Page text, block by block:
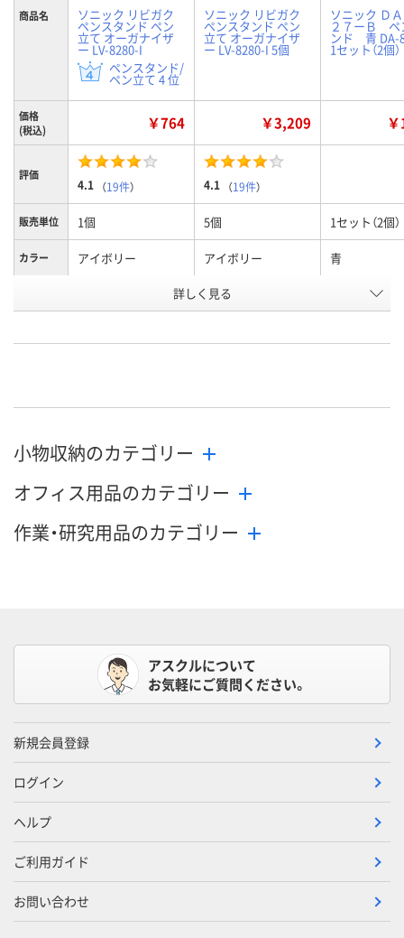
商品名 ソニック リビガク
ペンスタンド ペン
立て オーガナイザ
ー LV-8280-I
ペンスタンド/
ペン立て 4 位
ソニック リビガク
ペンスタンド ペン
立て オーガナイザ
ー LV-8280-I 5個
ソニック Ｄ
２７ーＢ ペ
ンド 青 DA-
1セット（2個）
価格
(税込)
￥764 ￥3,209
評価
4.1 （19件） 4.1 （19件）
販売単位 1個 5個 1セット（2個）
カラー アイボリー アイボリー 青
HE76738 X358214
カゴへ
詳しく見る
小物収納のカテゴリー
オフィス用品のカテゴリー
作業・研究用品のカテゴリー
アスクルについて
お気軽にご質問ください。
新規会員登録
ログイン
ヘルプ
ご利用ガイド
お問い合わせ